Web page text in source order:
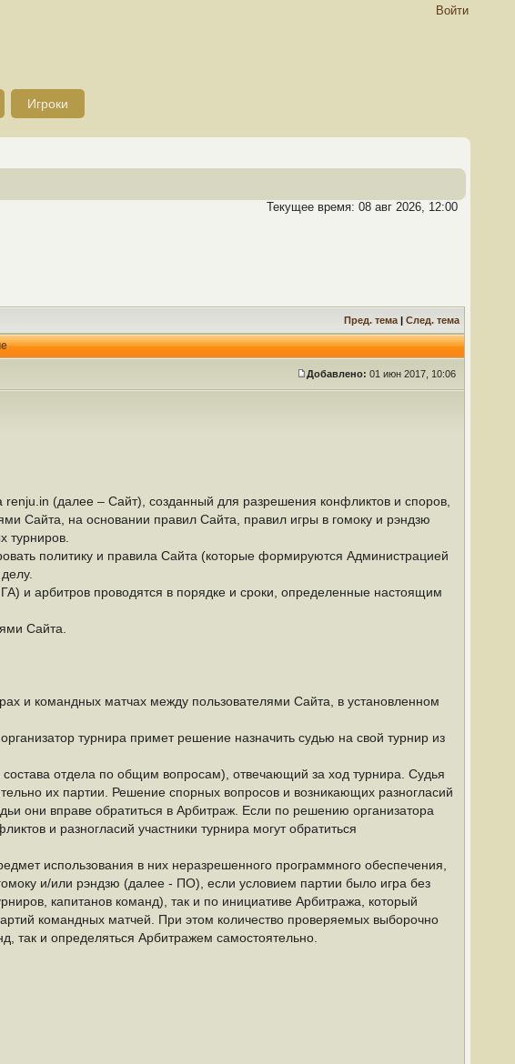
Войти
Игроки
Текущее время: 08 авг 2026, 12:00
Пред. тема | След. тема
Добавлено: 01 июн 2017, 10:06
(далее – Сайт), созданный для разрешения конфликтов и споров,
Сайта, на основании правил Сайта, правил игры в гомоку и рэндзю
турниров.
политику и правила Сайта (которые формируются Администрацией
и арбитров проводятся в порядке и сроки, определенные настоящим
Сайта.
и командных матчах между пользователями Сайта, в установленном
турнира примет решение назначить судью на свой турнир из
отдела по общим вопросам), отвечающий за ход турнира. Судья
их партии. Решение спорных вопросов и возникающих разногласий
они вправе обратиться в Арбитраж. Если по решению организатора
и разногласий участники турнира могут обратиться
использования в них неразрешенного программного обеспечения,
и/или рэндзю (далее - ПО), если условием партии было игра без
капитанов команд), так и по инициативе Арбитража, который
командных матчей. При этом количество проверяемых выборочно
так и определяться Арбитражем самостоятельно.